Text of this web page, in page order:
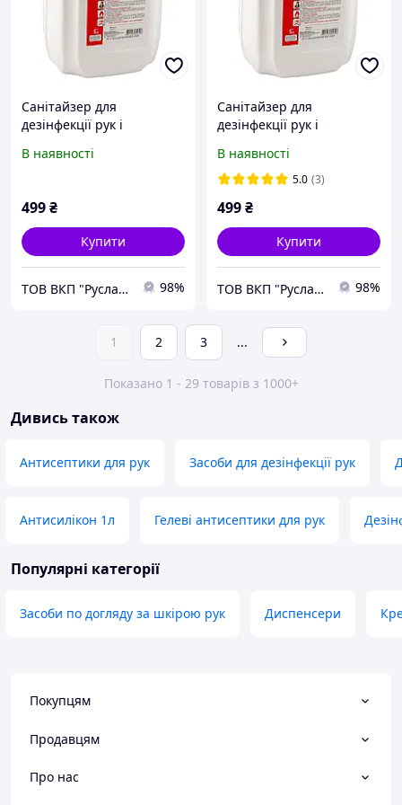
Санітайзер для
дезінфекції рук і
лимона і гліцерином 5000
В наявності
499₴
Купити
ТОВ ВКП "Руслан i Ко" 98%
Санітайзер для
дезінфекції рук і
м'яти та гліцерином 5000
мл Riko
В наявності
5.0 (3)
499₴
Купити
ТОВ ВКП "Руслан i Ко" 98%
1 2 3 ...
Показано 1 - 29 товарів з 1000+
Дивись також
Антисептики для рук Засоби для дезінфекції рук
Антисилікон 1л Гелеві антисептики для рук
Популярні категорії
Засоби по догляду за шкірою рук Диспенсери
Покупцям
Продавцям
Про нас